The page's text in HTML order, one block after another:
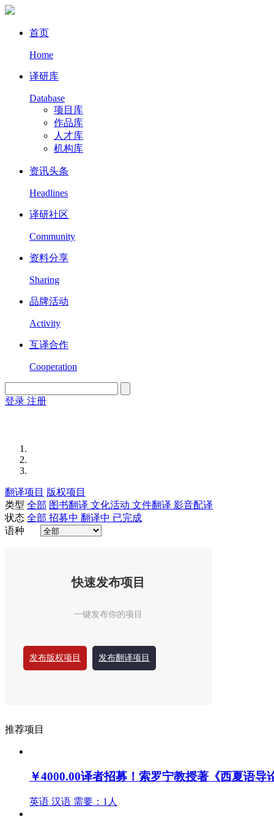
首页
Home
译研库
Database
项目库
作品库
人才库
机构库
资讯头条
Headlines
译研社区
Community
资料分享
Sharing
品牌活动
Activity
互译合作
Cooperation
登录 注册
翻译项目 版权项目
类型 全部 图书翻译 文化活动 文件翻译 影音配译
状态 全部 招募中 翻译中 已完成
语种
快速发布项目
一键发布你的项目
发布版权项目 发布翻译项目
推荐项目
￥4000.00译者招募！索罗宁教授著《西夏语导
英语 汉语 需要：1人